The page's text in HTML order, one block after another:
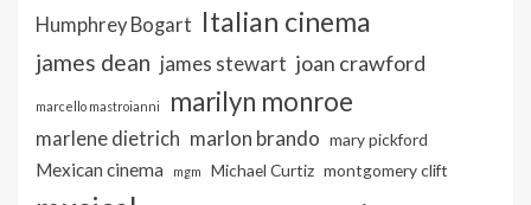
Humphrey Bogart Italian cinema
james dean james stewart joan crawford
marcello mastroianni marilyn monroe
marlene dietrich marlon brando mary pickford
Mexican cinema mgm Michael Curtiz montgomery clift